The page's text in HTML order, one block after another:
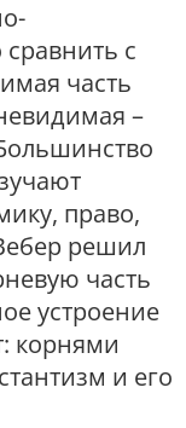
с
часть
–
право,
решил
часть
устроение
корнями
и его